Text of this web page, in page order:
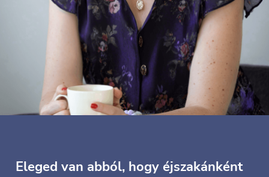
Eleged van abból, hogy éjszakánként